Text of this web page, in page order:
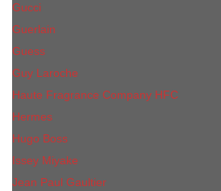
Gucci
Guerlain
Guess
Guy Laroche
Haute Fragrance Company HFC
Hermes
Hugo Boss
Issey Miyake
Jean Paul Gaultier